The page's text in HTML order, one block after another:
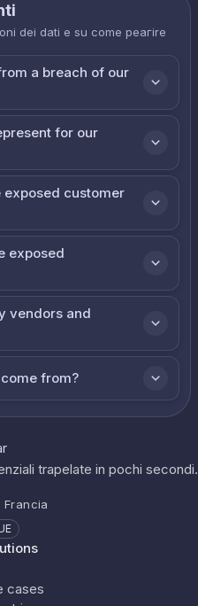
dei dati e su come реагire
a breach of our
for our
exposed customer
exposed
vendors and
from?
trapelate in pochi secondi.
Francia
cases